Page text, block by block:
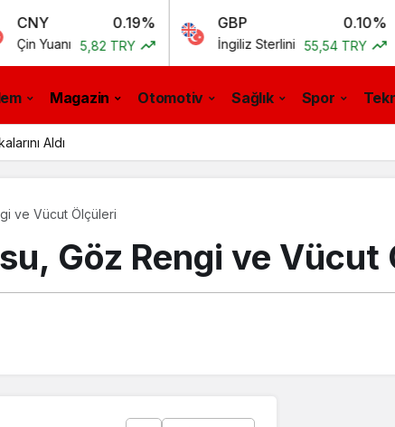
5,82 TRY
GBP
İngiliz Sterlini 55,54 TRY
Magazin Otomotiv Sağlık Spor
Aldı
ve Vücut Ölçüleri
Göz Rengi ve Vücut